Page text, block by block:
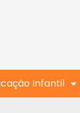
Infantil